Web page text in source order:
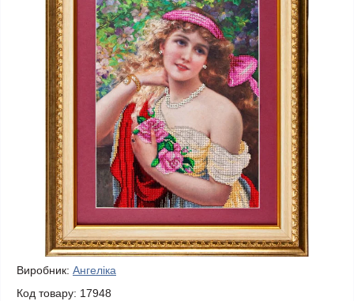
Виробник: Ангеліка
Код товару: 17948